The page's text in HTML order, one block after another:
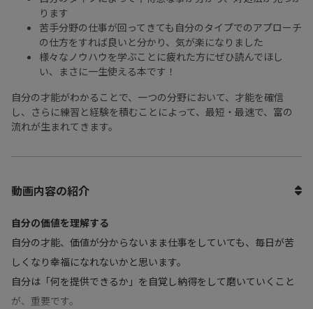
ります
苦手分野の仕事が回ってきても自分のタイプでのアプローチ
の仕方をすれば良いと分かり、気が楽になりました
様々なノウハウを学ぶことに疲れた方にぜひ読んでほし
い、まさに一生使える本です！
自分の才能がわかることで、一つの分野において、才能を確信
し、さらに練習と経験を積むことによって、最短・最速で、富の
流れが生まれてきます。
動画内容の紹介
自分の価値を理解する
自分の才能、価値が分からないまま仕事をしていても、毎日が苦
しくなり幸福になれないかと思います。
自分は「何を提供できるか」を自覚し納得をして磨いていくこと
が、重要です。